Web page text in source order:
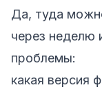
Да, туда
через неделю
проблемы:
какая версия